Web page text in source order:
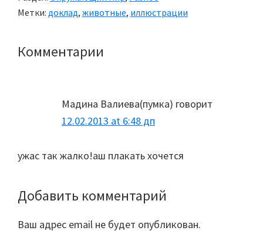
Метки: доклад, животные, иллюстрации
Reader
Комментарии
Мадина Валиева(пумка) говорит
12.02.2013 at 6:48 дп
ужас так жалко!аш плакать хочется
Добавить комментарий
Ваш адрес email не будет опубликован.